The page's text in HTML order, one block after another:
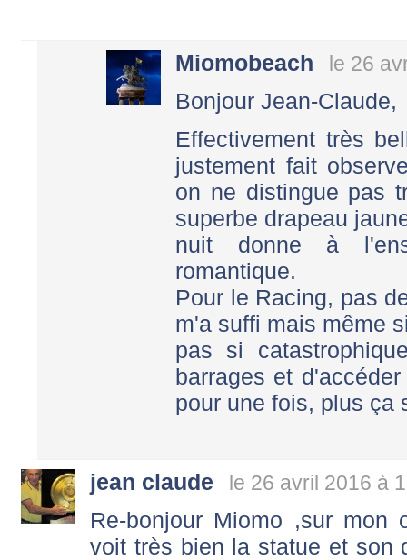
Miomobeach le 26
Bonjour Jean-Claude,
Effectivement très
justement fait
on ne distingue pas
superbe drapeau
nuit donne à
romantique.
Pour le Racing, pas
m'a suffi mais même
pas si
barrages et
pour une fois, plus ça
jean claude le 26 avril 2016 à
Re-bonjour Miomo ,sur mon
voit très bien la statue et son